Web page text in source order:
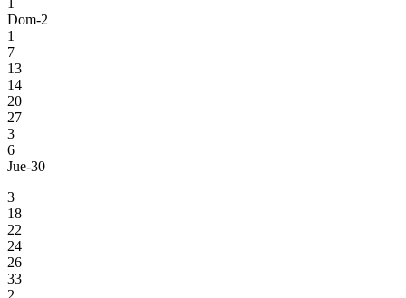
Dom-2
1
7
13
14
20
27
3
6
Jue-30
3
18
22
24
26
33
2